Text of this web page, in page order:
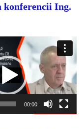
konferencii Ing.
00:00